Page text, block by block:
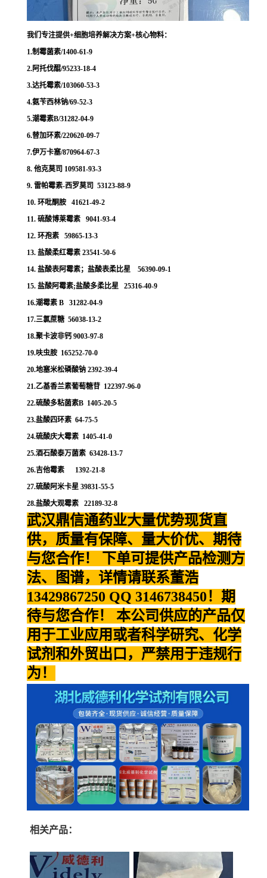
我们专注提供+细胞培养解决方案+核心物料：
1.制霉菌素/1400-61-9
2.阿托伐醌/95233-18-4
3.达托霉素/103060-53-3
4.氨苄西林钠/69-52-3
5.潮霉素B/31282-04-9
6.替加环素/220620-09-7
7.伊万卡塞/870964-67-3
8. 他克莫司 109581-93-3
9. 雷帕霉素-西罗莫司 53123-88-9
10. 环吡酮胺 41621-49-2
11. 硫酸博莱霉素 9041-93-4
12. 环孢素 59865-13-3
13. 盐酸柔红霉素 23541-50-6
14. 盐酸表阿霉素；盐酸表柔比星 56390-09-1
15. 盐酸阿霉素;盐酸多柔比星 25316-40-9
16.潮霉素 B 31282-04-9
17.三氯蔗糖 56038-13-2
18.聚卡波非钙 9003-97-8
19.呋虫胺 165252-70-0
20.地塞米松磷酸钠 2392-39-4
21.乙基香兰素葡萄糖苷 122397-96-0
22.硫酸多粘菌素B 1405-20-5
23.盐酸四环素 64-75-5
24.硫酸庆大霉素 1405-41-0
25.酒石酸泰万菌素 63428-13-7
26.吉他霉素 1392-21-8
27.硫酸阿米卡星 39831-55-5
28.盐酸大观霉素 22189-32-8
武汉鼎信通药业大量优势现货直
供，质量有保障、量大价优、期待
与您合作！ 下单可提供产品检测方
法、图谱，详情请联系董浩
13429867250 QQ 3146738450！期
待与您合作！ 本公司供应的产品仅
用于工业应用或者科学研究、化学
试剂和外贸出口，严禁用于违规行
为！
相关产品：